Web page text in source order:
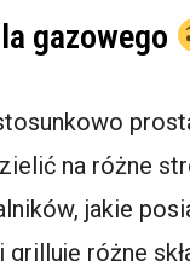
gazowego
na różne
jakie
różne